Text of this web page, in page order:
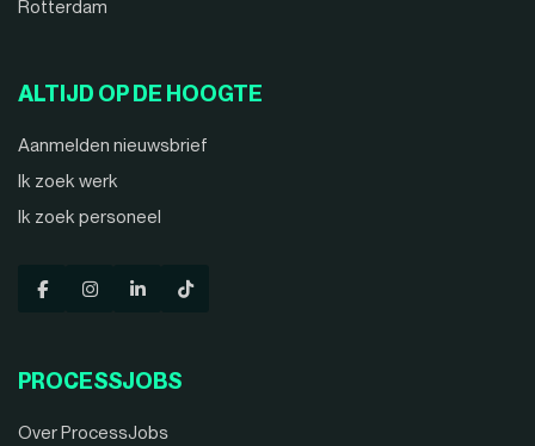
Rotterdam
ALTIJD OP DE HOOGTE
Aanmelden nieuwsbrief
Ik zoek werk
Ik zoek personeel
PROCESSJOBS
Over ProcessJobs